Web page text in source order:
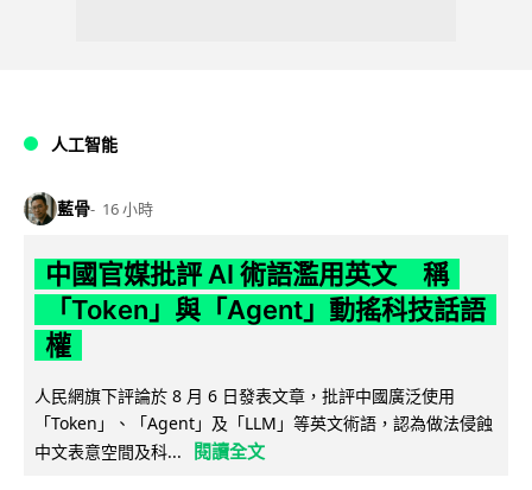
人工智能
藍骨 16 小時
中國官媒批評 AI 術語濫用英文 稱
「Token」與「Agent」動搖科技話語
權
人民網旗下評論於 8 月 6 日發表文章，批評中國廣泛使用
「Token」、「Agent」及「LLM」等英文術語，認為做法侵蝕
中文表意空間及科...
閱讀全文